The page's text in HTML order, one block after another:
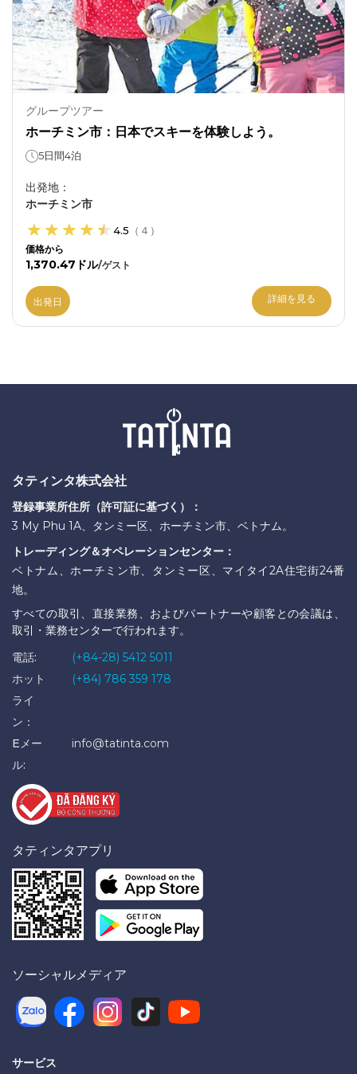
グループツアー
ホーチミン市：日本でスキーを体験しよう。
5日間4泊
出発地 ：
ホーチミン市
4.5 （ ４ ）
価格から
1,370.47ドル/ゲスト
出発日 詳細を見る
タティンタ株式会社
登録事業所住所（許可証に基づく）：
3 My Phu 1A、タンミー区、ホーチミン市、ベトナム。
トレーディング＆オペレーションセンター：
ベトナム、ホーチミン市、タンミー区、マイタイ2A住宅街24番
地。
すべての取引、直接業務、およびパートナーや顧客との会議は、
取引・業務センターで行われます。
電話:
(+84-28) 5412 5011
ホット
ライ
ン：
(+84) 786 359 178
Eメー
ル:
info@tatinta.com
タティンタアプリ
ソーシャルメディア
サービス